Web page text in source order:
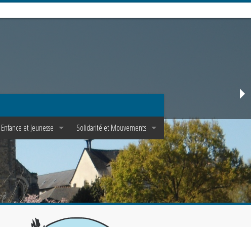
Enfance et Jeunesse
Enfance
Pasto Jeunes et Epha✝a
M.E.J. et Scoutisme
Solidarité et Mouvements
Mouvements d’adultes
Mouvements de jeunes
Pastorale de la santé
Solidarité